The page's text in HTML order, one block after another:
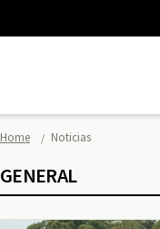
Home Noticias
GENERAL